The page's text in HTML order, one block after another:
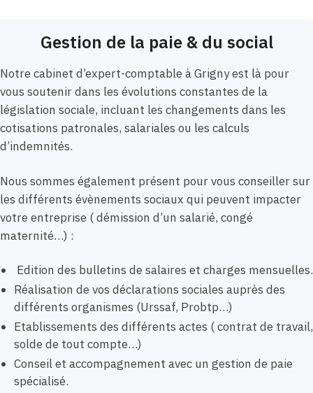
Gestion de la paie & du social
Notre cabinet d’expert-comptable à Grigny est là pour
vous soutenir dans les évolutions constantes de la
législation sociale, incluant les changements dans les
cotisations patronales, salariales ou les calculs
d’indemnités.
Nous sommes également présent pour vous conseiller sur
les différents évènements sociaux qui peuvent impacter
votre entreprise ( démission d’un salarié, congé
maternité…) :
Edition des bulletins de salaires et charges mensuelles.
Réalisation de vos déclarations sociales auprès des
différents organismes (Urssaf, Probtp…)
Etablissements des différents actes ( contrat de travail,
solde de tout compte…)
Conseil et accompagnement avec un gestion de paie
spécialisé.